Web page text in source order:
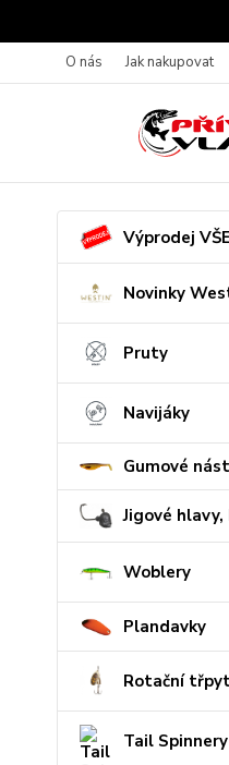
O nás Jak nakupovat
Výprodej
Novinky
Pruty
Navijáky
Gumové
Jigové hlavy,
Woblery
Plandavky
Rotační
Tail Spinnery